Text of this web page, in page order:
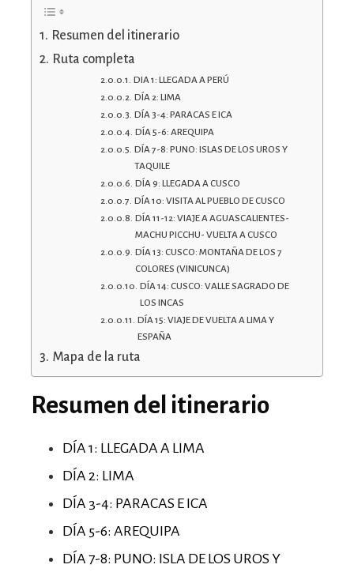
Resumen del itinerario
Ruta completa
DIA 1: LLEGADA A PERÚ
DÍA 2: LIMA
DÍA 3-4: PARACAS E ICA
DÍA 5-6: AREQUIPA
DÍA 7-8: PUNO: ISLAS DE LOS UROS Y
TAQUILE
DÍA 9: LLEGADA A CUSCO
DÍA 10: VISITA AL PUEBLO DE CUSCO
DÍA 11-12: VIAJE A AGUASCALIENTES-
MACHU PICCHU- VUELTA A CUSCO
DÍA 13: CUSCO: MONTAÑA DE LOS 7
COLORES (VINICUNCA)
DÍA 14: CUSCO: VALLE SAGRADO DE
LOS INCAS
DÍA 15: VIAJE DE VUELTA A LIMA Y
ESPAÑA
Mapa de la ruta
Resumen del itinerario
DÍA 1: LLEGADA A LIMA
DÍA 2: LIMA
DÍA 3-4: PARACAS E ICA
DÍA 5-6: AREQUIPA
DÍA 7-8: PUNO: ISLA DE LOS UROS Y